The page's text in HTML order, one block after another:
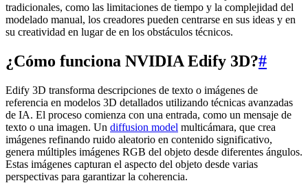
tradicionales, como las limitaciones de tiempo y la complejidad del
modelado manual, los creadores pueden centrarse en sus ideas y en
su creatividad en lugar de en los obstáculos técnicos.
¿Cómo funciona NVIDIA Edify 3D?#
Edify 3D transforma descripciones de texto o imágenes de
referencia en modelos 3D detallados utilizando técnicas avanzadas
de IA. El proceso comienza con una entrada, como un mensaje de
texto o una imagen. Un diffusion model multicámara, que crea
imágenes refinando ruido aleatorio en contenido significativo,
genera múltiples imágenes RGB del objeto desde diferentes ángulos.
Estas imágenes capturan el aspecto del objeto desde varias
perspectivas para garantizar la coherencia.